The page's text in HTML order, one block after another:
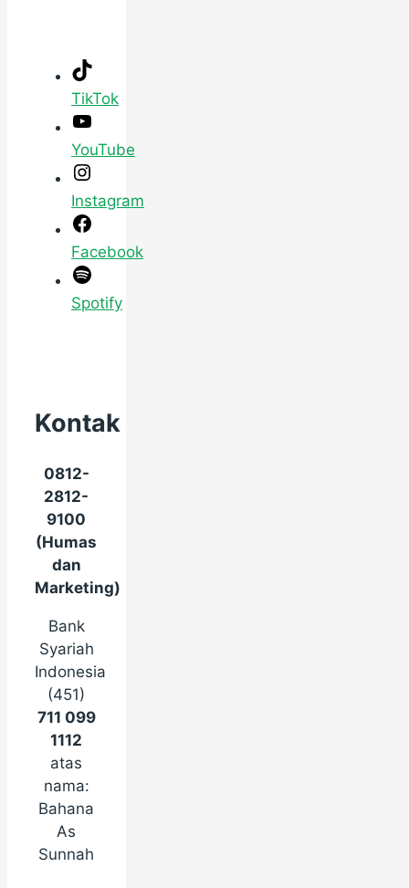
TikTok
YouTube
Instagram
Facebook
Spotify
Kontak
0812-
2812-
9100
(Humas
dan
Marketing)
Bank
Syariah
Indonesia
(451)
711 099
1112
atas
nama:
Bahana
As
Sunnah